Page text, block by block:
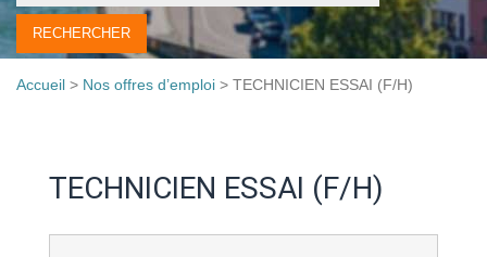
Accueil > Nos offres d’emploi > TECHNICIEN ESSAI (F/H)
TECHNICIEN ESSAI (F/H)